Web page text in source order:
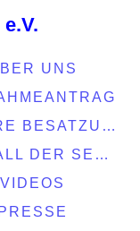
UNS
UNSERE BESATZUNG
INT. BALL DER SEEFAHRT 2022
VIDEOS
PRESSE